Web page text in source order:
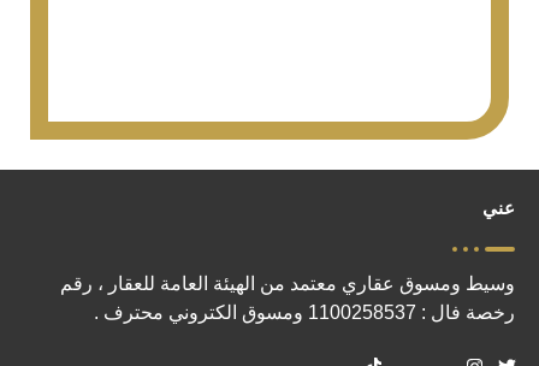
عني
وسيط ومسوق عقاري معتمد من الهيئة العامة للعقار ، رقم
رخصة فال : 1100258537 ومسوق الكتروني محترف .